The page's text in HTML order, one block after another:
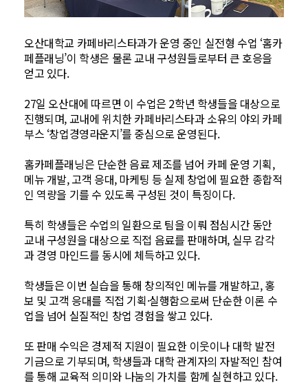
오산대학교 카페바리스타과가 운영 중인 실전형 수업 ‘홈카
페플래닝’이 학생은 물론 교내 구성원들로부터 큰 호응을
얻고 있다.
27일 오산대에 따르면 이 수업은 2학년 학생들을 대상으로
진행되며, 교내에 위치한 카페바리스타과 소유의 야외 카페
부스 ‘창업경영라운지’를 중심으로 운영된다.
홈카페플래닝은 단순한 음료 제조를 넘어 카페 운영 기획,
메뉴 개발, 고객 응대, 마케팅 등 실제 창업에 필요한 종합적
인 역량을 기를 수 있도록 구성된 것이 특징이다.
특히 학생들은 수업의 일환으로 팀을 이뤄 점심시간 동안
교내 구성원을 대상으로 직접 음료를 판매하며, 실무 감각
과 경영 마인드를 동시에 체득하고 있다.
학생들은 이번 실습을 통해 창의적인 메뉴를 개발하고, 홍
보 및 고객 응대를 직접 기획·실행함으로써 단순한 이론 수
업을 넘어 실질적인 창업 경험을 쌓고 있다.
또 판매 수익은 경제적 지원이 필요한 이웃이나 대학 발전
기금으로 기부되며, 학생들과 대학 관계자의 자발적인 참여
를 통해 교육적 의미와 나눔의 가치를 함께 실현하고 있다.